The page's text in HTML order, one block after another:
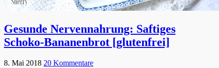
Gesunde Nervennahrung: Saftiges
Schoko-Bananenbrot [glutenfrei]
8. Mai 2018 20 Kommentare